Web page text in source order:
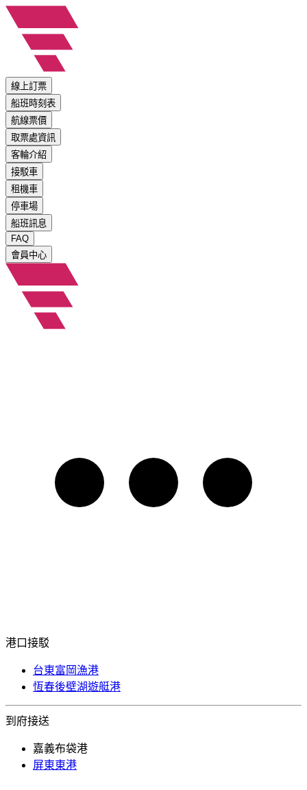
線上訂票
船班時刻表
航線票價
取票處資訊
客輪介紹
接駁車
租機車
停車場
船班訊息
FAQ
會員中心
港口接駁
台東富岡漁港
恆春後壁湖遊艇港
到府接送
嘉義布袋港
屏東東港